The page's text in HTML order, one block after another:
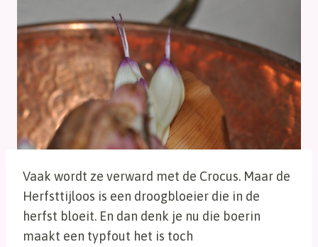
Vaak wordt ze verward met de Crocus. Maar de
Herfsttijloos is een droogbloeier die in de
herfst bloeit. En dan denk je nu die boerin
maakt een typfout het is toch